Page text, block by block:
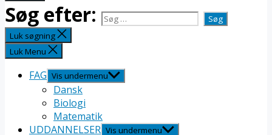
Søg efter:
Luk søgning
Luk Menu
FAG Vis undermenu
Dansk
Biologi
Matematik
UDDANNELSER Vis undermenu